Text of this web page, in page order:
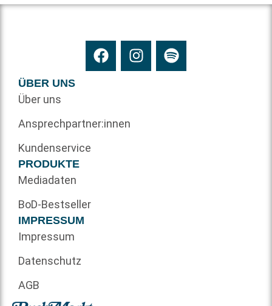
ÜBER UNS
Über uns
Ansprechpartner:innen
Kundenservice
PRODUKTE
Mediadaten
BoD-Bestseller
IMPRESSUM
Impressum
Datenschutz
AGB